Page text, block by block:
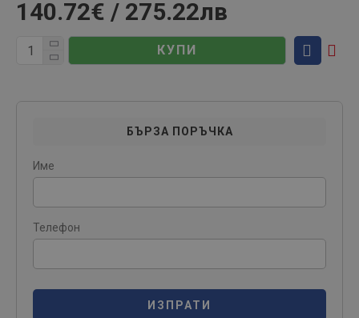
140.72€ / 275.22лв
КУПИ
БЪРЗА ПОРЪЧКА
Име
Телефон
ИЗПРАТИ